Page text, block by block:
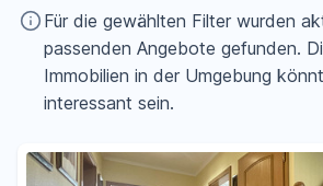
Fläche
Für die gewählten Filter wurden
passenden Angebote gefunden.
Immobilien in der Umgebung
interessant sein.